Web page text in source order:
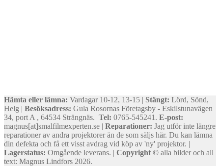
Hämta eller lämna: Vardagar 10-12, 13-15 | Stängt: Lörd, Sönd,
Helg | Besöksadress: Gula Rosornas Företagsby - Eskilstunavägen
34, port A , 64534 Strängnäs. Tel: 0765-545241. E-post:
magnus[at]smalfilmexperten.se | Reparationer: Jag utför inte längre
reparationer av andra projektorer än de som säljs här. Du kan lämna
din defekta och få ett visst avdrag vid köp av 'ny' projektor. |
Lagerstatus: Omgående leverans. | Copyright © alla bilder och all
text: Magnus Lindfors 2026.